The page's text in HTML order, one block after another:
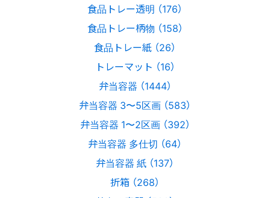
食品トレー透明 （176）
食品トレー柄物 （158）
食品トレー紙 （26）
トレーマット （16）
弁当容器 （1444）
弁当容器 3〜5区画 （583）
弁当容器 1〜2区画 （392）
弁当容器 多仕切 （64）
弁当容器 紙 （137）
折箱 （268）